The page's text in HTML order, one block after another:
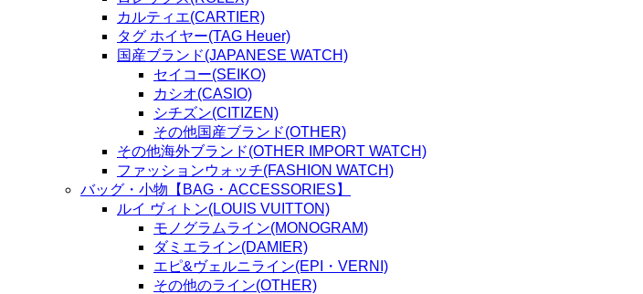
カルティエ(CARTIER)
タグ ホイヤー(TAG Heuer)
国産ブランド(JAPANESE WATCH)
セイコー(SEIKO)
カシオ(CASIO)
シチズン(CITIZEN)
その他国産ブランド(OTHER)
その他海外ブランド(OTHER IMPORT WATCH)
ファッションウォッチ(FASHION WATCH)
バッグ・小物【BAG・ACCESSORIES】
ルイ ヴィトン(LOUIS VUITTON)
モノグラムライン(MONOGRAM)
ダミエライン(DAMIER)
エピ&ヴェルニライン(EPI・VERNI)
その他のライン(OTHER)